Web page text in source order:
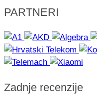
PARTNERI
Zadnje recenzije